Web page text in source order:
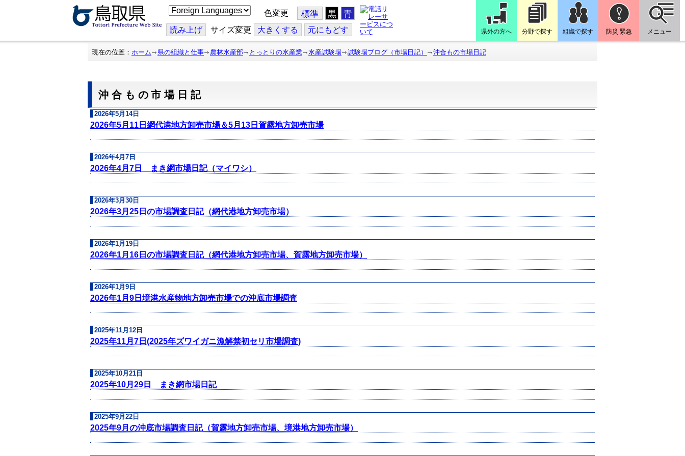
こ
の
ジ
を
翻
色変更 標準 黒 青
読み上げ サイズ変更 大きくする 元にもどす 県外の方へ 分野で探す 組織で探す 防災 緊急 メニュー
現在の位置： ホーム 県の組織と仕事 農林水産部 とっとりの水産業 水産試験場 試験場ブログ（市場日記） 沖合もの市場日記
沖合もの市場日記
2026年5月14日
2026年5月11日網代港地方卸売市場＆5月13日賀露地方卸売市場
2026年4月7日
2026年4月7日 まき網市場日記（マイワシ）
2026年3月30日
2026年3月25日の市場調査日記（網代港地方卸売市場）
2026年1月19日
2026年1月16日の市場調査日記（網代港地方卸売市場、賀露地方卸売市場）
2026年1月9日
2026年1月9日境港水産物地方卸売市場での沖底市場調査
2025年11月12日
2025年11月7日(2025年ズワイガニ漁解禁初セリ市場調査)
2025年10月21日
2025年10月29日 まき網市場日記
2025年9月22日
2025年9月の沖底市場調査日記（賀露地方卸売市場、境港地方卸売市場）